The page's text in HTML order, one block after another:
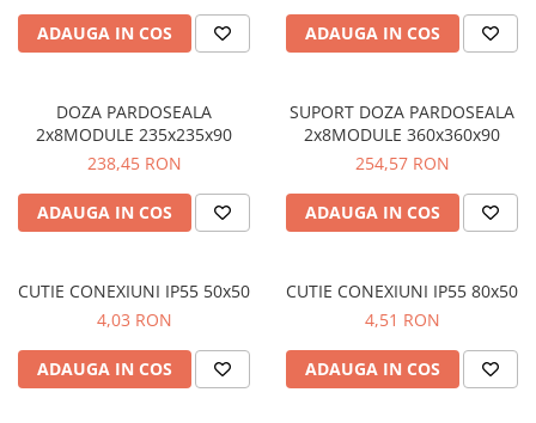
Prize
Prize de difuzor
Prize multimedia
Prize și fișe industriale
Rame
Suporturi de fixare
Termostate
Variator de tensiune
ADAUGA IN COS ADAUGA IN COS
DOZA PARDOSEALA
2x8MODULE 235x235x90
238,45 RON
ADAUGA IN COS
SUPORT DOZA PARDOSEALA
2x8MODULE 360x360x90
254,57 RON
ADAUGA IN COS
CUTIE CONEXIUNI IP55 50x50
4,03 RON
ADAUGA IN COS
CUTIE CONEXIUNI IP55 80x50
4,51 RON
ADAUGA IN COS